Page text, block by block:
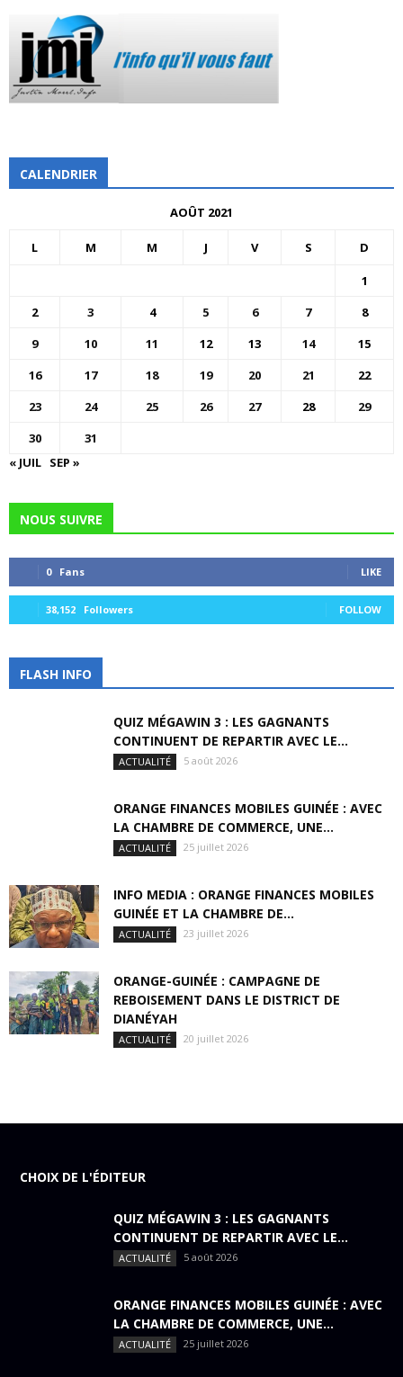
CALENDRIER
AOÛT 2021
L M M J V S D
1
2
3 4 5 6 7
8
9
10 11 12 13 14
15
16
17 18 19 20 21
22
23
24 25 26 27 28
29
30
31
« JUIL SEP »
NOUS SUIVRE
0 Fans LIKE
38,152 Followers FOLLOW
FLASH INFO
QUIZ MÉGAWIN 3 : LES GAGNANTS
CONTINUENT DE REPARTIR AVEC LE...
ACTUALITÉ 5 août 2026
ORANGE FINANCES MOBILES GUINÉE : AVEC
LA CHAMBRE DE COMMERCE, UNE...
ACTUALITÉ 25 juillet 2026
INFO MEDIA : ORANGE FINANCES MOBILES
GUINÉE ET LA CHAMBRE DE...
ACTUALITÉ 23 juillet 2026
ORANGE-GUINÉE : CAMPAGNE DE
REBOISEMENT DANS LE DISTRICT DE
DIANÉYAH
ACTUALITÉ 20 juillet 2026
CHOIX DE L'ÉDITEUR
QUIZ MÉGAWIN 3 : LES GAGNANTS
CONTINUENT DE REPARTIR AVEC LE...
ACTUALITÉ 5 août 2026
ORANGE FINANCES MOBILES GUINÉE : AVEC
LA CHAMBRE DE COMMERCE, UNE...
ACTUALITÉ 25 juillet 2026